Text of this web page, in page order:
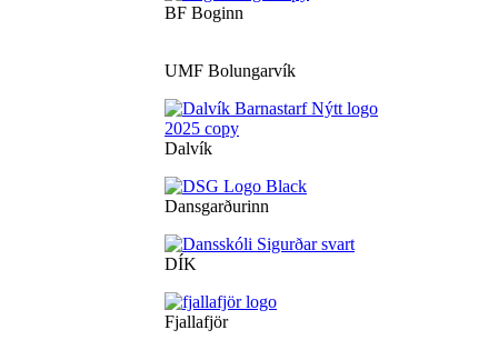
BF Boginn
UMF Bolungarvík
Dalvík
Dansgarðurinn
DÍK
Fjallafjör